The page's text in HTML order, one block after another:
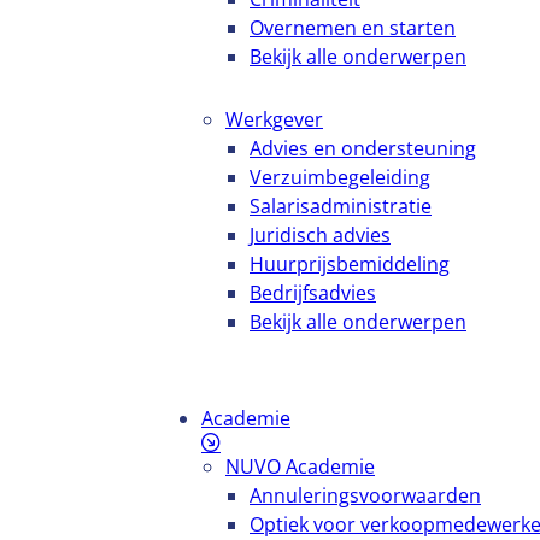
Overnemen en starten
Bekijk alle onderwerpen
Werkgever
Advies en ondersteuning
Verzuimbegeleiding
Salarisadministratie
Juridisch advies
Huurprijsbemiddeling
Bedrijfsadvies
Bekijk alle onderwerpen
Academie
NUVO Academie
Annuleringsvoorwaarden
Optiek voor